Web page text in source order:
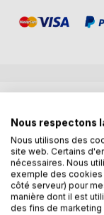
Un lit de bois
verra pas le jour,
retrouver sa
de cet objet
déploie, de
Nous respectons
Nous utilisons des
site web. Certains
nécessaires. Nous
exemple des cookies
côté serveur) pour
manière dont il est
des fins de